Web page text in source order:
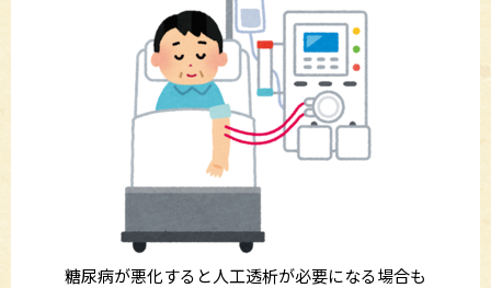
糖尿病が悪化すると人工透析が必要になる場合も